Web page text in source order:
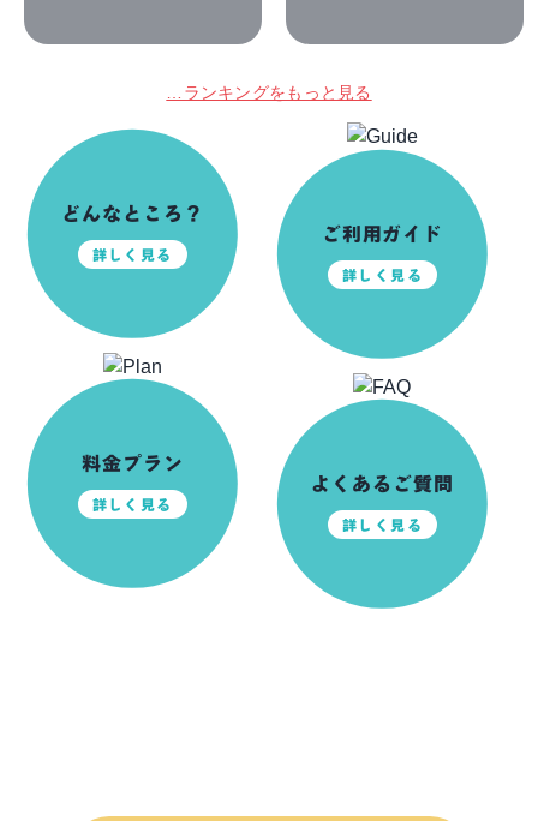
2023.09.21
アウトドア
☆持ち込みエリア・楽
チンエリア☆
2014.03.30
コロナウイルス感染症
対策（2023.3.13更
2020.08.19
お知らせ
ふなばし三番瀬海浜公
園の駐車場のご案内！
2025.06.24
ご予約方法
バーベキュー
…ランキングをもっと見る
どんなところ？
詳しく見る
ご利用ガイド
詳しく見る
料金プラン
詳しく見る
よくあるご質問
詳しく見る